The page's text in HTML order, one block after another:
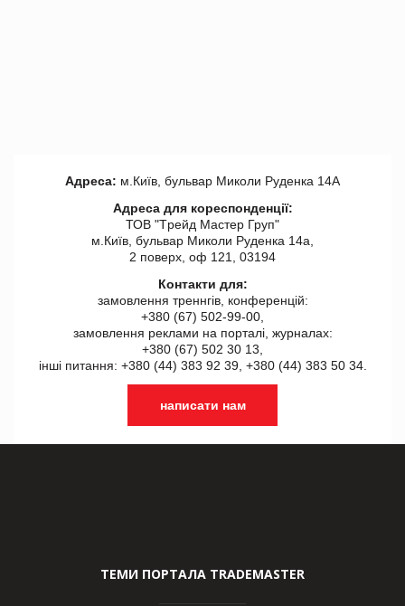
Адреса: м.Київ, бульвар Миколи Руденка 14А
Адреса для кореспонденції:
ТОВ "Tрейд Мастер Груп"
м.Київ, бульвар Миколи Руденка 14а,
2 поверх, оф 121, 03194
Контакти для:
замовлення треннгів, конференцій:
+380 (67) 502-99-00,
замовлення реклами на порталі, журналах:
+380 (67) 502 30 13,
інші питання: +380 (44) 383 92 39, +380 (44) 383 50 34.
написати нам
ТЕМИ ПОРТАЛА TRADEMASTER